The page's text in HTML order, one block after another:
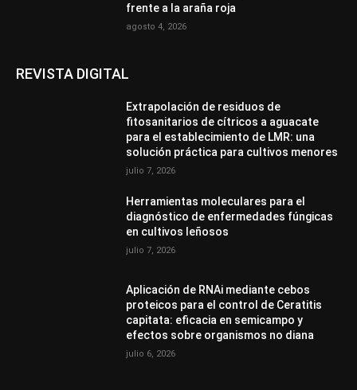
frente a la araña roja
agosto 4, 2026
REVISTA DIGITAL
Extrapolación de residuos de
fitosanitarios de cítricos a aguacate
para el establecimiento de LMR: una
solución práctica para cultivos menores
julio 7, 2026
Herramientas moleculares para el
diagnóstico de enfermedades fúngicas
en cultivos leñosos
julio 7, 2026
Aplicación de RNAi mediante cebos
proteicos para el control de Ceratitis
capitata: eficacia en semicampo y
efectos sobre organismos no diana
julio 6, 2026